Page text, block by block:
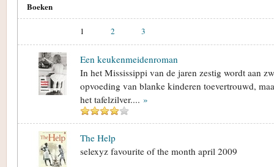
Boeken
1 2 3
Een keukenmeidenroman
In het Mississippi van de jaren zestig wordt aan
opvoeding van blanke kinderen toevertrouwd,
het tafelzilver.... »
The Help
selexyz favourite of the month april 2009